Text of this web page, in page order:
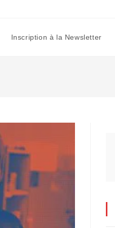
Inscription à la Newsletter